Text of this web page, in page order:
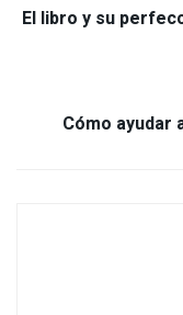
El libro y su
Cómo ayudar